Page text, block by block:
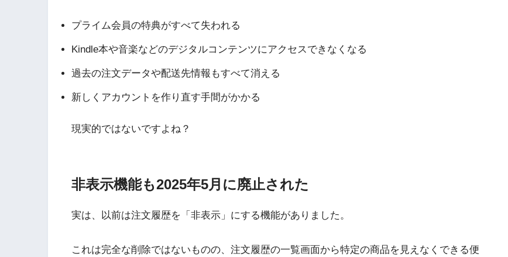
プライム会員の特典がすべて失われる
Kindle本や音楽などのデジタルコンテンツにアクセスできなくなる
過去の注文データや配送先情報もすべて消える
新しくアカウントを作り直す手間がかかる
現実的ではないですよね？
非表示機能も2025年5月に廃止された
実は、以前は注文履歴を「非表示」にする機能がありました。
これは完全な削除ではないものの、注文履歴の一覧画面から特定の商品を見えなくできる便